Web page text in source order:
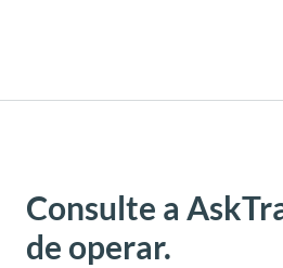
Consulte a
de operar.